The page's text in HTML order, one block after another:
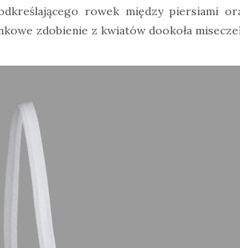
rowek między piersiami
zdobienie z kwiatów dookoła